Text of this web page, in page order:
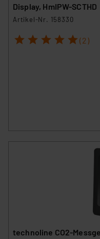
Display, HmIPW-SCTHD
Artikel-Nr. 158330
1 2 3 4 5 (2)
technoline CO2-